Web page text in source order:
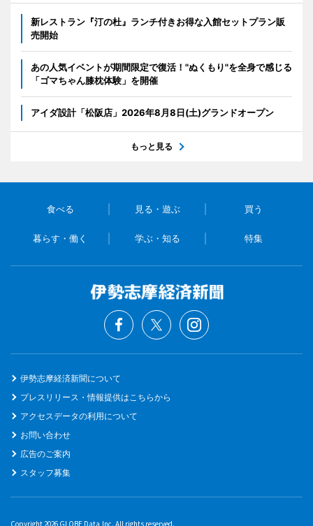
新レストラン『汀の杜』ランチ付きお得な入館セットプラン販
売開始
あの人気イベントが期間限定で復活！"ぬくもり"を全身で感じる
「ゴマちゃん膝枕体験」を開催
アイダ設計「松阪店」2026年8月8日(土)グランドオープン
もっと見る
食べる 見る・遊ぶ 買う
暮らす・働く 学ぶ・知る 特集
伊勢志摩経済新聞について
プレスリリース・情報提供はこちらから
アクセスデータの利用について
お問い合わせ
広告のご案内
スタッフ募集
Copyright 2026 GLOBE Data,Inc. All rights reserved.